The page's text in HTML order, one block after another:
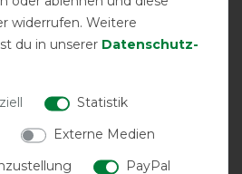
inklusive
widerrufen. Weitere
du in unserer Daten­schutz­
Statistik
Externe Medien
PayPal